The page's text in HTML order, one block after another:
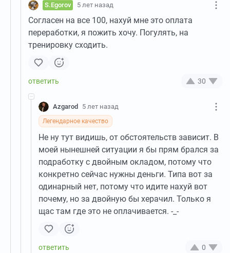
S.Egorov 5 лет назад
Согласен на все 100, нахуй мне это оплата
переработки, я пожить хочу. Погулять, на
тренировку сходить.
30
Azgarod 5 лет назад
Легендарное качество
Не ну тут видишь, от обстоятельств зависит. В
моей нынешней ситуации я бы прям брался за
подработку с двойным окладом, потому что
конкретно сейчас нужны деньги. Типа вот за
одинарный нет, потому что идите нахуй вот
почему, но за двойную бы херачил. Только я
щас там где это не оплачивается. -_-
0